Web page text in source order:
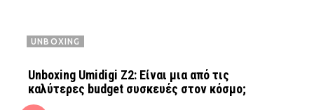
UNBOXING
Unboxing Umidigi Z2: Είναι μια από τις
καλύτερες budget συσκευές στον κόσμο;